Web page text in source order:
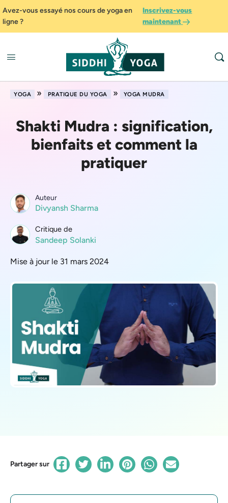
Avez-vous essayé nos cours de yoga en
ligne ?
Inscrivez-vous
maintenant
YOGA » PRATIQUE DU YOGA » YOGA MUDRA
Shakti Mudra : signification,
bienfaits et comment la
pratiquer
Auteur
Divyansh Sharma
Critique de
Sandeep Solanki
Mise à jour le 31 mars 2024
Partager sur